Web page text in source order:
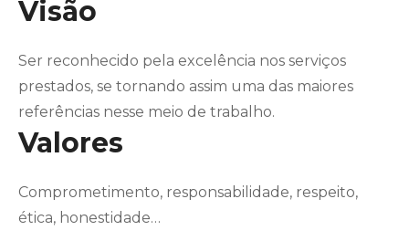
Visão
Ser reconhecido pela excelência nos serviços
prestados, se tornando assim uma das maiores
referências nesse meio de trabalho.
Valores
Comprometimento, responsabilidade, respeito,
ética, honestidade…